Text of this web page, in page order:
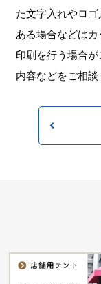
た文字入れやロ
ある場合などは
印刷を行う場合
内容などをご相談